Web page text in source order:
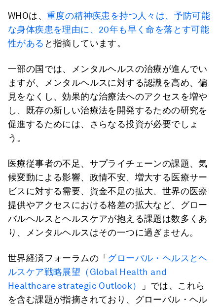
WHOは、 重度の精神疾患を持つ人々は、予防可能
な身体疾患を理由に、20年も早く命を落とす可能
性がある と指摘しています。
一部の国では、メンタルヘルスの治療が進んでい
ますが、メンタルヘルスに対する認識を高め、偏
見をなくし、効果的な治療法へのアクセスを増や
し、既存の新しい治療法を開発するための研究を
促進するためには、さらなる投資が必要でしょ
う。
医療従事者の不足、サプライチェーンの課題、気
候変動による影響、政情不安、増大する医療サー
ビスに対する需要、資金不足の拡大、世界の医療
提供やアクセスにおける格差の拡大など、グロー
バルヘルスとヘルスケアが抱える課題は数多くあ
り、メンタルヘルスはその一つに過ぎません。
世界経済フォーラムの「グローバル・ヘルスとヘ
ルスケア戦略展望（Global Health and
Healthcare strategic Outlook）
」では、これら
を含む課題が指摘されており、グローバル・ヘル